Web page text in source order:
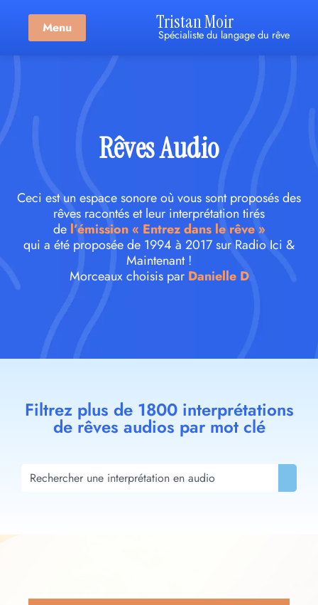
Menu Tristan Moir
Spécialiste du langage du rêve
Rêves Audio
Ceci est un espace sonore où vous sont proposés des
rêves racontés et leur interprétation tirés
de l’émission « Entrez dans le rêve »
qui a été proposée de 1994 à 2017 sur Radio Ici &
Maintenant !
Morceaux choisis par Danielle D
Filtrez plus de 1800 interprétations
de rêves audios par mot clé